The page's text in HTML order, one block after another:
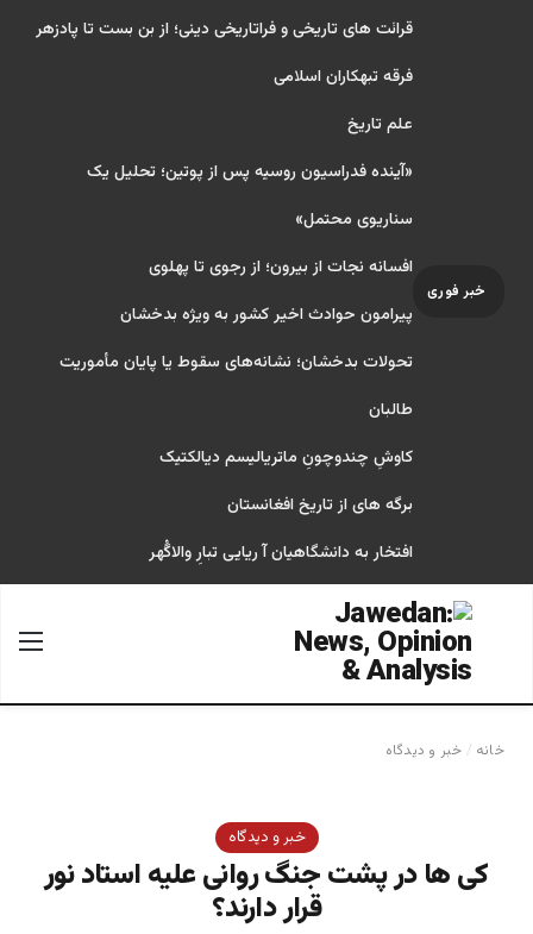
خبر فوری
قرائت های تاریخی و فراتاریخی دینی؛ از بن بست تا پادزهر
فرقه تبهکاران اسلامی
علم تاریخ
«آینده فدراسیون روسیه پس از پوتین؛ تحلیل یک
سناریوی محتمل»
افسانه نجات از بیرون؛ از رجوی تا پهلوی
پیرامون حوادث اخیر کشور به ویژه بدخشان
تحولات بدخشان؛ نشانه‌های سقوط یا پایان مأموریت
طالبان
کاوشِ چندو‌چونِ ماتریالیسم دیالکتیک
برگه های از تاریخ افغانستان
افتخار به دانشگاهیان آ ریایی تبارِ والاگُهر
جستجو برای
خانه / خبر و دیدگاه
خبر و دیدگاه
کی ها در پشت جنگ روانی علیه استاد نور
قرار دارند؟